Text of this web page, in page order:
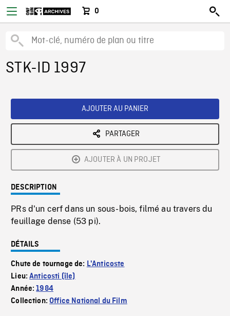
0
STK-ID 1997
AJOUTER AU PANIER
PARTAGER
AJOUTER À UN PROJET
DESCRIPTION
PRs d'un cerf dans un sous-bois, filmé au travers du
feuillage dense (53 pi).
DÉTAILS
Chute de tournage de: L'Anticoste
Lieu:Anticosti (île)
Année:1984
Collection:Office National du Film